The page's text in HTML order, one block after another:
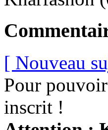
[ Nouveau
Pour
inscrit !